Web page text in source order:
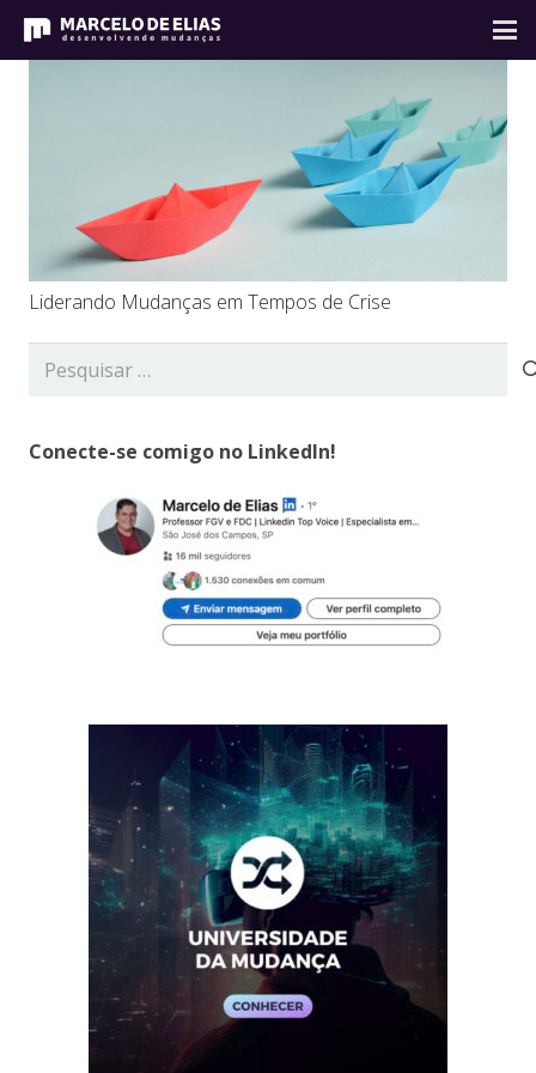
Liderando Mudanças em Tempos de Crise
Pesquisar
Conecte-se comigo no LinkedIn!